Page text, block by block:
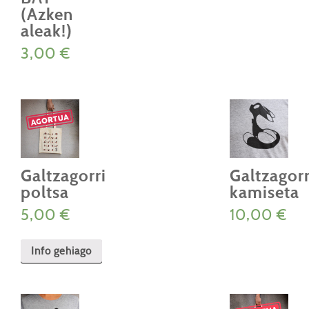
(Azken
aleak!)
3,00€
Galtzagorri
poltsa
5,00€
Info gehiago
kamiseta
10,00€
ditu.